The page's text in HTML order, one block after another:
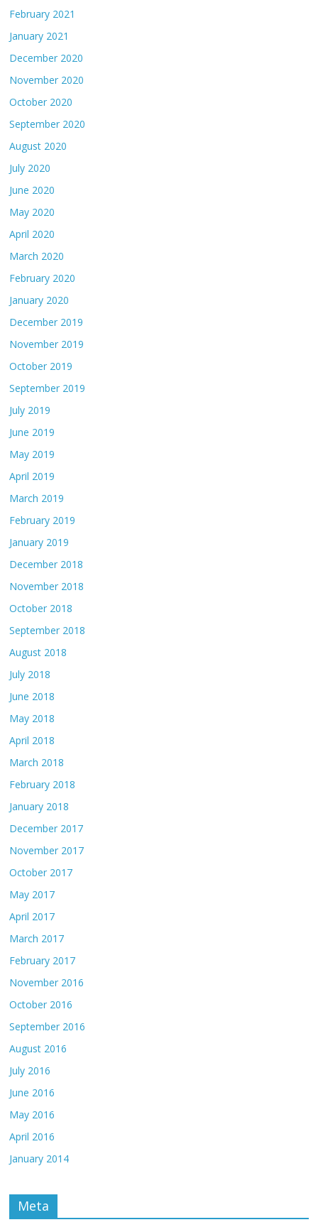
February 2021
January 2021
December 2020
November 2020
October 2020
September 2020
August 2020
July 2020
June 2020
May 2020
April 2020
March 2020
February 2020
January 2020
December 2019
November 2019
October 2019
September 2019
July 2019
June 2019
May 2019
April 2019
March 2019
February 2019
January 2019
December 2018
November 2018
October 2018
September 2018
August 2018
July 2018
June 2018
May 2018
April 2018
March 2018
February 2018
January 2018
December 2017
November 2017
October 2017
May 2017
April 2017
March 2017
February 2017
November 2016
October 2016
September 2016
August 2016
July 2016
June 2016
May 2016
April 2016
January 2014
Meta